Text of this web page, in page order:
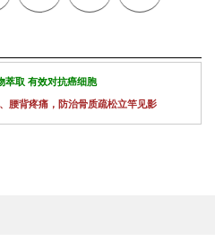
萃取 有效对抗癌细胞
腰背疼痛，防治骨质疏松立竿见影